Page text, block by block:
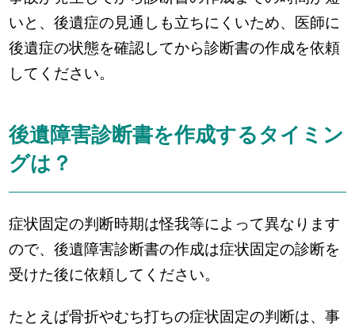
いと、後遺症の見通しも立ちにくいため、医師に
後遺症の状態を確認してから診断書の作成を依頼
してください。
後遺障害診断書を作成するタイミン
グは？
症状固定の判断時期は怪我等によって異なります
ので、後遺障害診断書の作成は症状固定の診断を
受けた後に依頼してください。
たとえば骨折やむち打ちの症状固定の判断は、事